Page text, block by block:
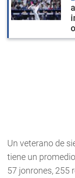
Un veterano de
tiene un
57 jonrones, 255